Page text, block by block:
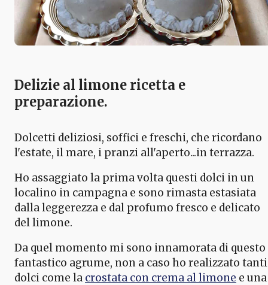
Delizie al limone ricetta e
preparazione.
Dolcetti deliziosi, soffici e freschi, che ricordano
l'estate, il mare, i pranzi all'aperto...in terrazza.
Ho assaggiato la prima volta questi dolci in un
localino in campagna e sono rimasta estasiata
dalla leggerezza e dal profumo fresco e delicato
del limone.
Da quel momento mi sono innamorata di questo
fantastico agrume, non a caso ho realizzato tanti
dolci come la crostata con crema al limone e una